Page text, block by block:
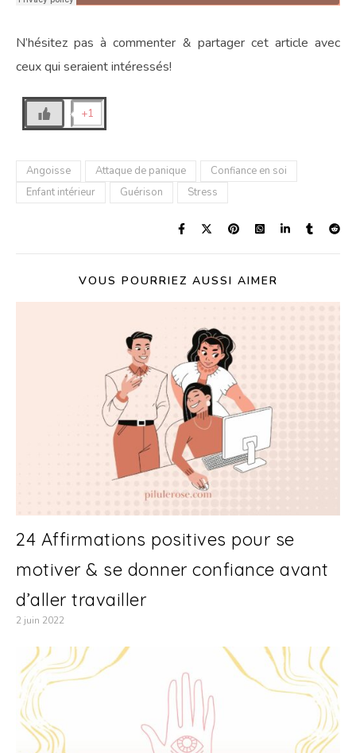
N’hésitez pas à commenter & partager cet article avec
ceux qui seraient intéressés!
+1
Angoisse Attaque de panique
Confiance en soi
Enfant intérieur
Guérison Stress
VOUS POURRIEZ AUSSI AIMER
24 Affirmations positives pour se
motiver & se donner confiance avant
d’aller travailler
2 juin 2022